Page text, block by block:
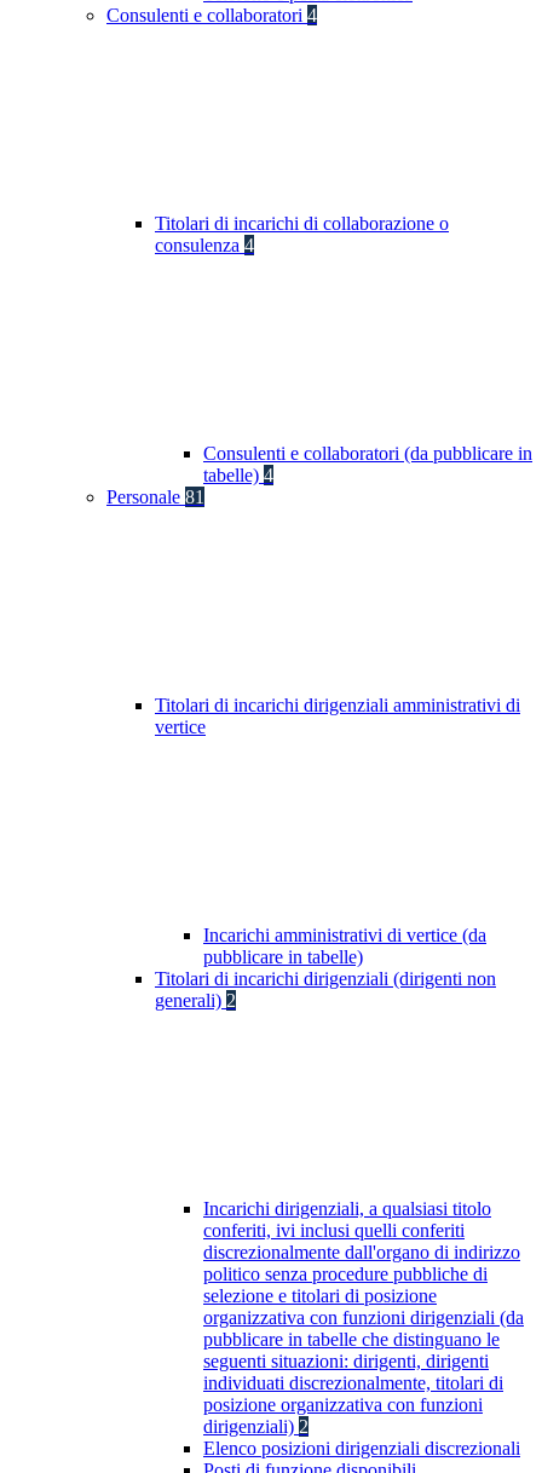
Consulenti e collaboratori 4
Titolari di incarichi di collaborazione o
consulenza 4
Consulenti e collaboratori (da pubblicare in
tabelle) 4
Personale 81
Titolari di incarichi dirigenziali amministrativi di
vertice
Incarichi amministrativi di vertice (da
pubblicare in tabelle)
Titolari di incarichi dirigenziali (dirigenti non
generali) 2
Incarichi dirigenziali, a qualsiasi titolo
conferiti, ivi inclusi quelli conferiti
discrezionalmente dall'organo di indirizzo
politico senza procedure pubbliche di
selezione e titolari di posizione
organizzativa con funzioni dirigenziali (da
pubblicare in tabelle che distinguano le
seguenti situazioni: dirigenti, dirigenti
individuati discrezionalmente, titolari di
posizione organizzativa con funzioni
dirigenziali) 2
Elenco posizioni dirigenziali discrezionali